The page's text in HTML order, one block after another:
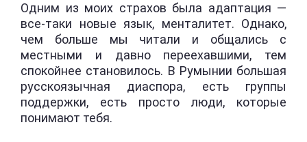
Одним из моих страхов была адаптация —
все-таки новые язык, менталитет. Однако,
чем больше мы читали и общались с
местными и давно переехавшими, тем
спокойнее становилось. В Румынии большая
русскоязычная диаспора, есть группы
поддержки, есть просто люди, которые
понимают тебя.